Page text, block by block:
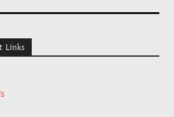
Links